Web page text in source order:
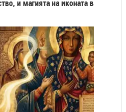
и магията на иконата в